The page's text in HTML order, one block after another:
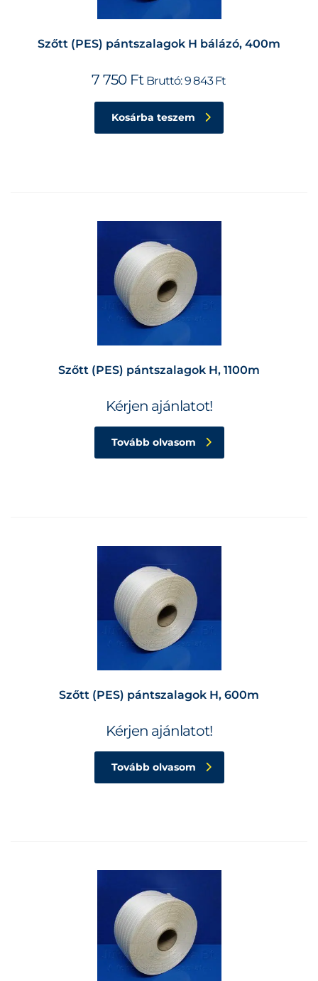
Szőtt (PES) pántszalagok H bálázó, 400m
7 750 Ft Bruttó:9 843Ft
Kosárba teszem
Szőtt (PES) pántszalagok H, 1100m
Kérjen ajánlatot!
Tovább olvasom
Szőtt (PES) pántszalagok H, 600m
Kérjen ajánlatot!
Tovább olvasom